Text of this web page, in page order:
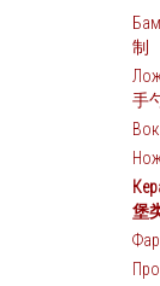
制
手
堡